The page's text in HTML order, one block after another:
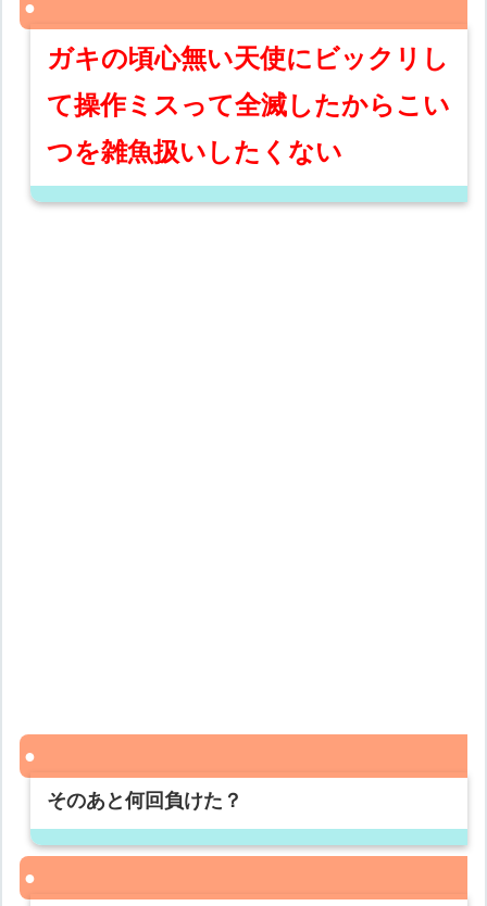
ガキの頃心無い天使にビックリし
て操作ミスって全滅したからこい
つを雑魚扱いしたくない
そのあと何回負けた？